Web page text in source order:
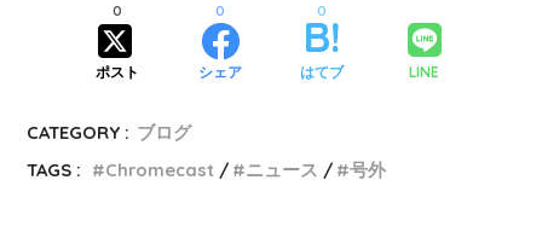
ポスト
0
シェア
0
はてブ
0
LINE
CATEGORY : ブログ
TAGS :
Chromecast ニュース 号外